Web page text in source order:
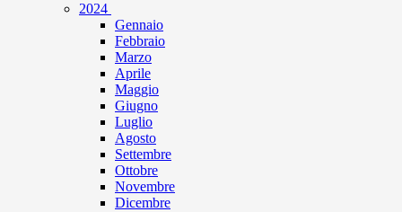
2024
Gennaio
Febbraio
Marzo
Aprile
Maggio
Giugno
Luglio
Agosto
Settembre
Ottobre
Novembre
Dicembre